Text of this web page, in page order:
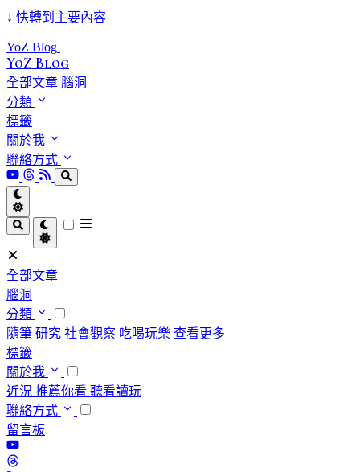
↓ 快轉到主要內容
YoZ Blog
YoZ Blog
全部文章 腦洞
分類
標籤
關於我
聯絡方式
全部文章
腦洞
分類
隨筆 研究 社會觀察 吃喝玩樂 查看更多
標籤
關於我
近況 推薦你看 聽看讀玩
聯絡方式
留言板